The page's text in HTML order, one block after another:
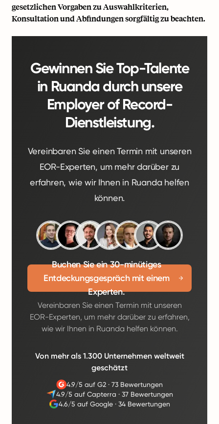
gesetzlichen Vorgaben zu Auswahlkriterien,
Konsultation und Abfindungen sorgfältig zu beachten.
Gewinnen Sie Top-Talente
in Ruanda durch unsere
Employer of Record-
Dienstleistung.
Vereinbaren Sie einen Termin mit unseren
EOR-Experten, um mehr darüber zu
erfahren, wie wir Ihnen in Ruanda helfen
können.
Buchen Sie ein 30-minütiges
Entdeckungsgespräch mit einem
Experten.
Vereinbaren Sie einen Termin mit unseren
EOR-Experten, um mehr darüber zu erfahren,
wie wir Ihnen in Ruanda helfen können.
Von mehr als 1.300 Unternehmen weltweit
geschätzt
4.9/5 auf G2· 73 Bewertungen
4.9/5 auf Capterra · 37 Bewertungen
4.6/5 auf Google ·34 Bewertungen